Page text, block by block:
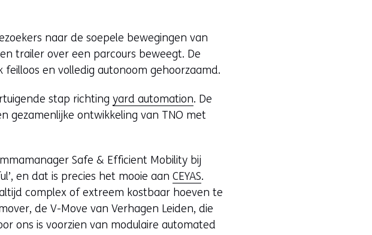
naar de soepele bewegingen van
trailer over een parcours beweegt. De
en volledig autonoom gehoorzaamd.
stap richtingyard automation. De
gezamenlijke ontwikkeling van TNO met
Safe & Efficient Mobility bij
en dat is precies het mooie aanCEYAS.
complex of extreem kostbaar hoeven te
de V-Move van Verhagen Leiden, die
ons is voorzien van modulaire automated